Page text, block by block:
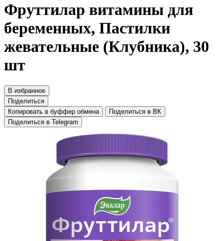
Фруттилар витамины для
беременных, Пастилки
жевательные (Клубника), 30
шт
В избранное
Поделиться
Копировать в буффер обмена
Поделиться в ВК
Поделиться в Telegram